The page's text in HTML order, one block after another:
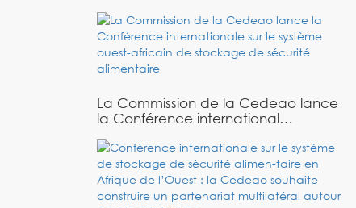
La Commission de la Cedeao lance
la Conférence international…